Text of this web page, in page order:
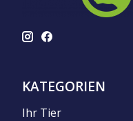
KATEGORIEN
Ihr Tier